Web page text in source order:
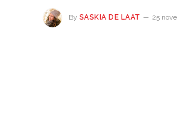
By SASKIA DE LAAT 25